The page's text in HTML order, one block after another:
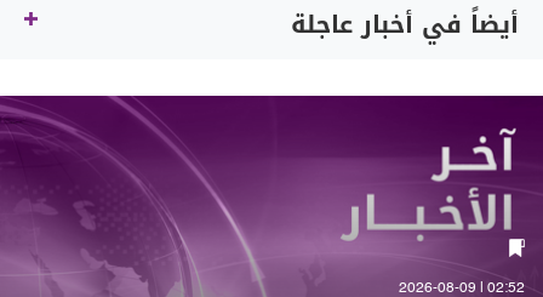
أيضاً في أخبار عاجلة
02:52 | 2026-08-09